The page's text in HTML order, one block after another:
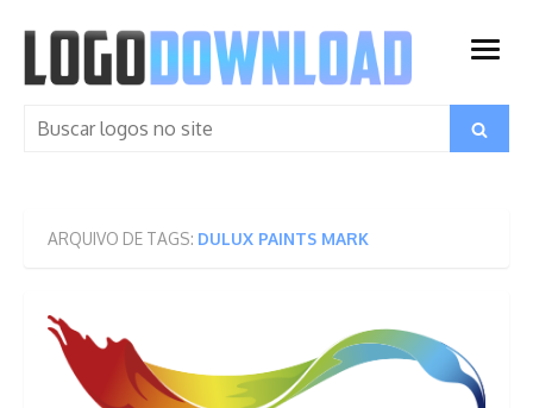
content
open
Search
Search
ARQUIVO DE TAGS: DULUX PAINTS MARK